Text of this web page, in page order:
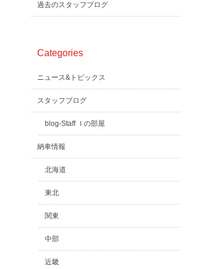
過去のスタッフブログ
Categories
ニュース&トピックス
スタッフブログ
blog-Staff Ｉの部屋
納車情報
北海道
東北
関東
中部
近畿